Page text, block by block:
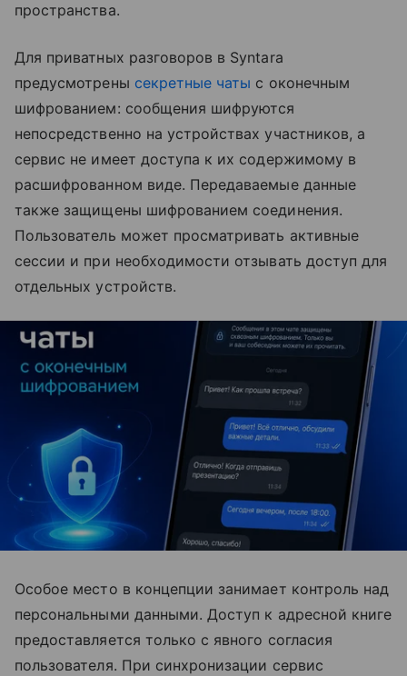
пространства.
Для приватных разговоров в Syntara
предусмотрены секретные чаты с оконечным
шифрованием: сообщения шифруются
непосредственно на устройствах участников, а
сервис не имеет доступа к их содержимому в
расшифрованном виде. Передаваемые данные
также защищены шифрованием соединения.
Пользователь может просматривать активные
сессии и при необходимости отзывать доступ для
отдельных устройств.
Особое место в концепции занимает контроль над
персональными данными. Доступ к адресной книге
предоставляется только с явного согласия
пользователя. При синхронизации сервис